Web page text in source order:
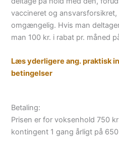
vaccineret og
omgængelig. Hvis man
man 100 kr. i rabat pr. måned
Læs yderligere ang. praktisk
betingelser
Betaling:
Prisen er for voksenhold 750
kontingent 1 gang årligt på 650